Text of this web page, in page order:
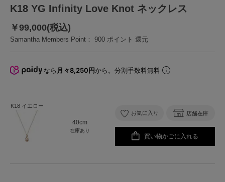
K18 YG Infinity Love Knot ネックレス
￥99,000(税込)
Samantha Members Point： 900 ポイント 還元
なら 月々8,250円から。分割手数料無料
K18 イエロー
40cm
在庫あり
お気に入り 店舗在庫
買い物かごに入れる